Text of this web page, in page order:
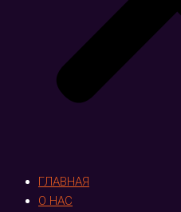
ГЛАВНАЯ
О НАС